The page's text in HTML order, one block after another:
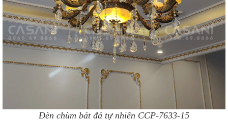
Đèn chùm bát đá tự nhiên CCP-7633-15